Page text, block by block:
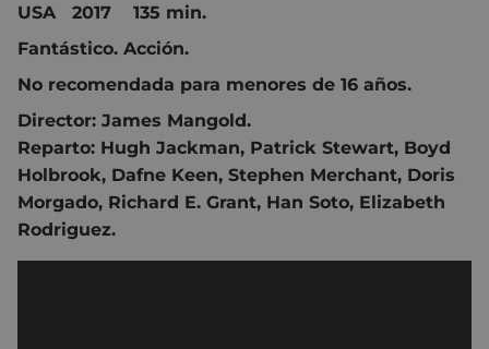
USA 2017 135 min.
Fantástico. Acción.
No recomendada para menores de 16 años.
Director: James Mangold.
Reparto: Hugh Jackman, Patrick Stewart, Boyd
Holbrook, Dafne Keen, Stephen Merchant, Doris
Morgado, Richard E. Grant, Han Soto, Elizabeth
Rodriguez.